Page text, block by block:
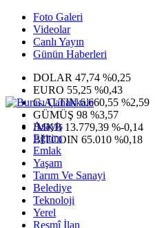
Foto Galeri
Videolar
Canlı Yayın
Günün Haberleri
DOLAR 47,74 %0,25
EURO 55,25 %0,43
G.ALTIN6.660,55 %2,59
GÜMÜŞ 98 %3,57
IMKB 13.779,39 %-0,14
BITCOIN 65.010 %0,18
Asayiş
Eğitim
Emlak
Yaşam
Tarım Ve Sanayi
Belediye
Teknoloji
Yerel
Resmî İlan